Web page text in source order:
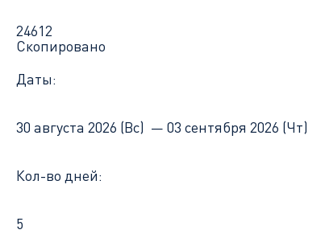
24612
Скопировано
Даты:
30 августа 2026 (Вс) — 03 сентября 2026 (Чт)
Кол-во дней:
5